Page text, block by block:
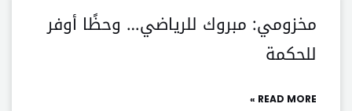
مخزومي: مبروك للرياضي… وحظًا أوفر
للحكمة
READ MORE »